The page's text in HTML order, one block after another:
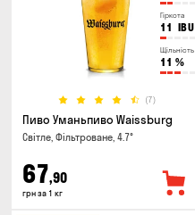
Гіркота
11 IBU
Щільність
11 %
(7)
Пиво Уманьпиво Waissburg
Світле, Фільтроване, 4.7°
67,90
грн за 1 кг